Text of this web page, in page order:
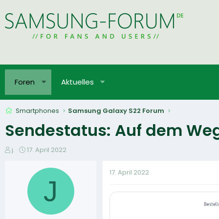
Foren Aktuelles
Smartphones Samsung Galaxy S22 Forum
Sendestatus: Auf dem
Ej.
E
e
l
17. April 2022
J
17. April 2022